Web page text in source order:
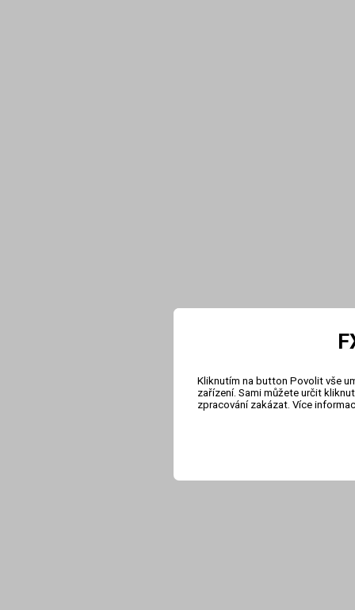
Kliknutím na button Povolit vše
zařízení. Sami můžete určit
zpracování zakázat. Více